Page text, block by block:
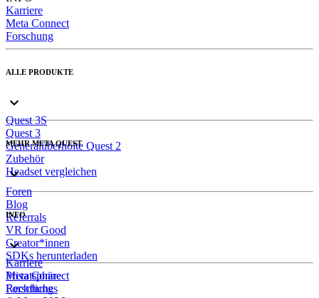
Karriere
Meta Connect
Forschung
ALLE PRODUKTE
Quest 3S
Quest 3
Generalüberholte Quest 2
Zubehör
Headset vergleichen
MEHR META QUEST
Foren
Blog
Referrals
VR for Good
Creator*innen
SDKs herunterladen
INFO
Karriere
Meta Connect
Forschung
Privatsphäre
Rechtliches